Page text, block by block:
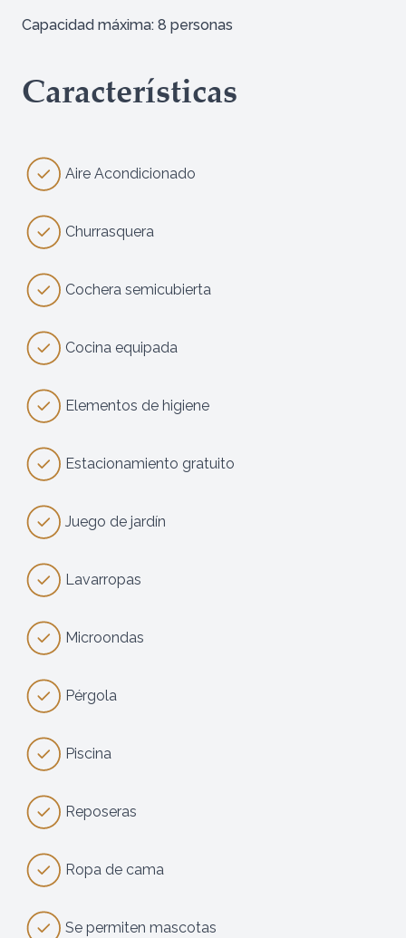
Capacidad máxima: 8 personas
Características
Aire Acondicionado
Churrasquera
Cochera semicubierta
Cocina equipada
Elementos de higiene
Estacionamiento gratuito
Juego de jardín
Lavarropas
Microondas
Pérgola
Piscina
Reposeras
Ropa de cama
Se permiten mascotas
Mensaje